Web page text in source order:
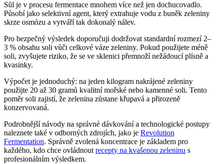
Sůl je v procesu fermentace mnohem více než jen dochucovadlo.
Působí jako selektivní agent, který extrahuje vodu z buněk zeleniny
skrze osmózu a vytváří tak dokonalý nálev.
Pro bezpečný výsledek doporučuji dodržovat standardní rozmezí 2–
3 % obsahu soli vůči celkové váze zeleniny. Pokud použijete méně
soli, zvyšujete riziko, že se ve sklenici přemnoží nežádoucí plísně a
kvasinky.
Výpočet je jednoduchý: na jeden kilogram nakrájené zeleniny
použijte 20 až 30 gramů kvalitní mořské nebo kamenné soli. Tento
poměr soli zajistí, že zelenina zůstane křupavá a přirozeně
konzervovaná.
Podrobnější návody na správné dávkování a technologické postupy
naleznete také v odborných zdrojích, jako je Revolution
Fermentation. Správně zvolená koncentrace je základem pro
každého, kdo chce ovládnout recepty na kvašenou zeleninu s
profesionálním výsledkem.